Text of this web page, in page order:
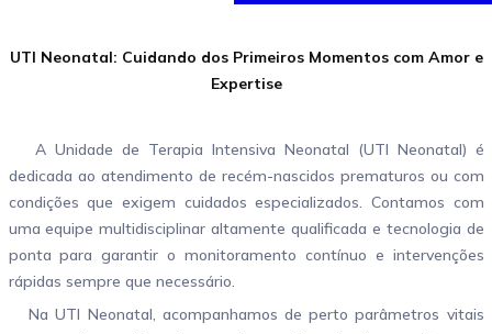
UTI Neonatal: Cuidando dos Primeiros Momentos com Amor e
Expertise
A Unidade de Terapia Intensiva Neonatal (UTI Neonatal) é
dedicada ao atendimento de recém-nascidos prematuros ou com
condições que exigem cuidados especializados. Contamos com
uma equipe multidisciplinar altamente qualificada e tecnologia de
ponta para garantir o monitoramento contínuo e intervenções
rápidas sempre que necessário.
Na UTI Neonatal, acompanhamos de perto parâmetros vitais